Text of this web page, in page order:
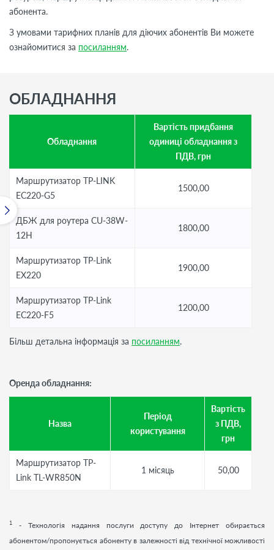
абонента.
З умовами тарифних планів для діючих абонентів Ви можете
ознайомитися за посиланням.
ОБЛАДНАННЯ
Обладнання
Вартість придбання
одиниці обладнання з
ПДВ, грн
Маршрутизатор TP-LINK
EC220-G5
1500,00
ДБЖ для роутера CU-38W-
12H
1800,00
Маршрутизатор TP-Link
EX220
1900,00
Маршрутизатор TP-Link
EC220-F5
1200,00
Більш детальна інформація за посиланням.
Оренда обладнання:
Назва
Період
користування
Вартість
з ПДВ,
грн
Маршрутизатор TP-
Link TL-WR850N
1 місяць 50,00
1
- Технологія надання послуги доступу до Інтернет обирається
абонентом/пропонується абоненту в залежності від технічної можливості